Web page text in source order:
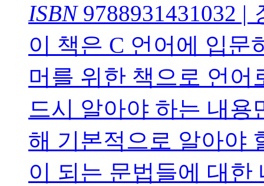
ISBN9788931431032 |
이 책은 C 언어에 입문
머를 위한 책으로 언어
드시 알아야 하는 내용
해 기본적으로 알아야
이 되는 문법들에 대한